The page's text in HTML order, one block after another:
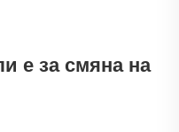
е за смяна на